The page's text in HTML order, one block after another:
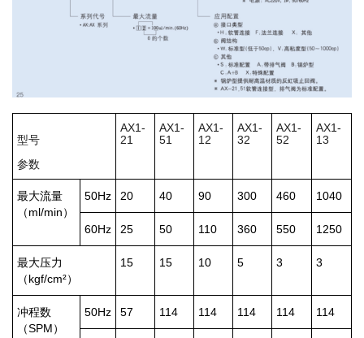
型号
参数
AX1-
21
AX1-
51
AX1-
12
AX1-
32
AX1-
52
AX1-
13
最大流量
（ml/min）
50Hz 20 40 90 300 460 1040
60Hz 25 50 110 360 550 1250
最大压力
（kgf/cm²）
15 15 10 5 3 3
冲程数
（SPM）
50Hz 57 114 114 114 114 114